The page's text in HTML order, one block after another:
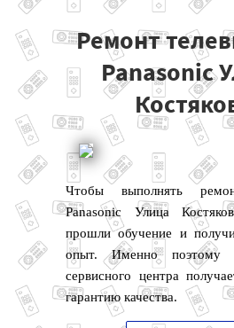
МОДЕЛИ PANASONIC
НАШИ КОНТАКТЫ
Ремонт
Panasonic
Чтобы выполнять
Panasonic Улица
прошли обучение и
опыт. Именно поэтому
сервисного центра
гарантию качества.